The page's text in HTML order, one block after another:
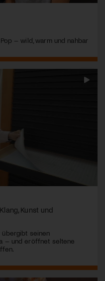
– wild, warm und nahbar
Kunst und
übergibt seinen
– und eröffnet seltene